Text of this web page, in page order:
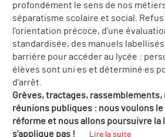
profondément le sens de nos
séparatisme scolaire et social.
l’orientation précoce, d’une
standardisée, des manuels
barrière pour accéder au lycée :
élèves sont uni·es et déterminé·es
d’arrêt.
Grèves, tractages,
réunions publiques : nous voulons
réforme et nous allons poursuivre la
s’applique pas !
Lire la suite